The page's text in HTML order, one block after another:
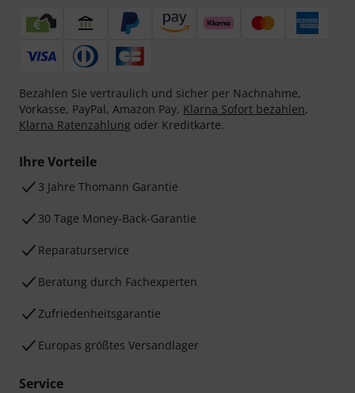
Bezahlen Sie vertraulich und sicher per Nachnahme,
Vorkasse, PayPal, Amazon Pay, Klarna Sofort bezahlen,
Klarna Ratenzahlung oder Kreditkarte.
Ihre Vorteile
3 Jahre Thomann Garantie
30 Tage Money-Back-Garantie
Reparaturservice
Beratung durch Fachexperten
Zufriedenheitsgarantie
Europas größtes Versandlager
Service